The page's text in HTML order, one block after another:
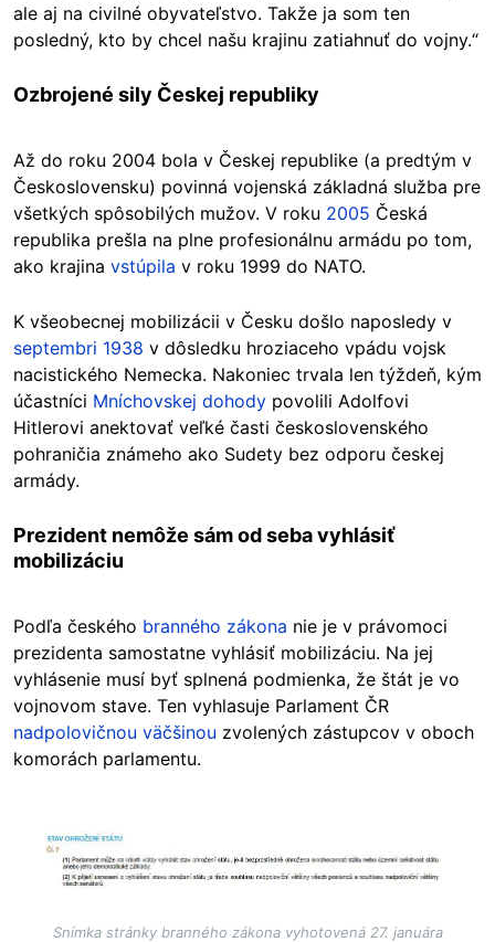
ale aj na civilné obyvateľstvo. Takže ja som ten
posledný, kto by chcel našu krajinu zatiahnuť do vojny.“
Ozbrojené sily Českej republiky
Až do roku 2004 bola v Českej republike (a predtým v
Československu) povinná vojenská základná služba pre
všetkých spôsobilých mužov. V roku 2005 Česká
republika prešla na plne profesionálnu armádu po tom,
ako krajina vstúpila v roku 1999 do NATO.
K všeobecnej mobilizácii v Česku došlo naposledy v
septembri 1938 v dôsledku hroziaceho vpádu vojsk
nacistického Nemecka. Nakoniec trvala len týždeň, kým
účastníci Mníchovskej dohody povolili Adolfovi
Hitlerovi anektovať veľké časti československého
pohraničia známeho ako Sudety bez odporu českej
armády.
Prezident nemôže sám od seba vyhlásiť
mobilizáciu
Podľa českého branného zákona nie je v právomoci
prezidenta samostatne vyhlásiť mobilizáciu. Na jej
vyhlásenie musí byť splnená podmienka, že štát je vo
vojnovom stave. Ten vyhlasuje Parlament ČR
nadpolovičnou väčšinou zvolených zástupcov v oboch
komorách parlamentu.
Image
Snímka stránky branného zákona vyhotovená 27. januára